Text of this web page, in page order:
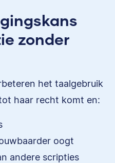
zonder
het taalgebruik
haar recht komt en:
oogt
andere scripties